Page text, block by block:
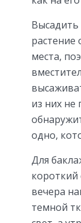
растение
места,
из них не
одно,
Для
короткий
вечера
темной